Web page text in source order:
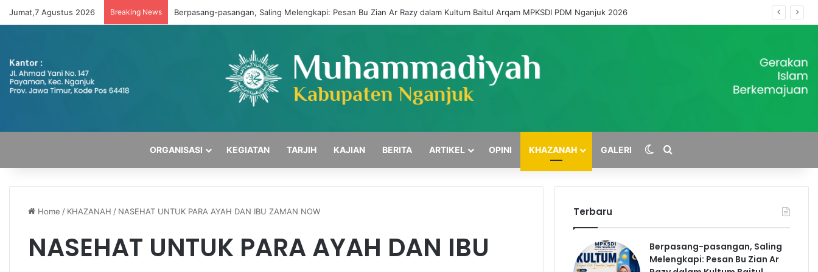
Jumat,7 Agustus 2026 Breaking News Berpasang-pasangan, Saling Melengkapi: Pesan Bu Zian Ar Razy dalam Kultum Baitul Arqam MPKSDI PDM Nganjuk 2026
ORGANISASI KEGIATAN TARJIH KAJIAN BERITA ARTIKEL OPINI KHAZANAH GALERI Switch skin
Cari
Home / KHAZANAH / NASEHAT UNTUK PARA AYAH DAN IBU ZAMAN NOW
NASEHAT UNTUK PARA AYAH DAN IBU
Terbaru
Berpasang-pasangan, Saling
Melengkapi: Pesan Bu Zian Ar